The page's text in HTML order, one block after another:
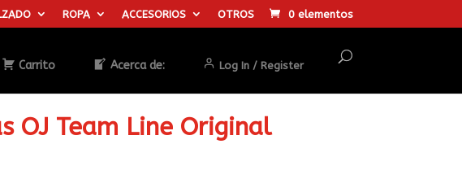
ROPA ACCESORIOS OTROS 0 elementos
Carrito Acerca de: Log In / Register
OJ Team Line Original